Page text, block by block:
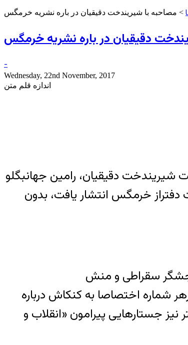
> مصاحبه با شیریندخت دقیقیان در باره نشریه خرمگس
دقیقیان در باره نشریه خرمگس
-
Wednesday, 22nd November, 2017
اندازه قلم متن
دقیقیان، رامین جهانبگلو
خرمگس انتشار یافت، بدون
سقراطی و منش
شماره اختصاصا به کنکاش درباره
جستارهایی پیرامون «انقلاب و